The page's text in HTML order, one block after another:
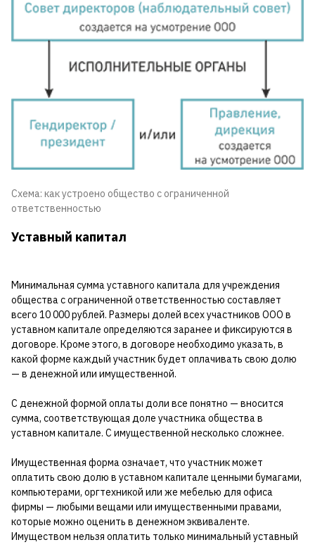
Схема: как устроено общество с ограниченной
ответственностью
Уставный капитал
Минимальная сумма уставного капитала для учреждения
общества с ограниченной ответственностью составляет
всего 10 000 рублей. Размеры долей всех участников ООО в
уставном капитале определяются заранее и фиксируются в
договоре. Кроме этого, в договоре необходимо указать, в
какой форме каждый участник будет оплачивать свою долю
— в денежной или имущественной.
С денежной формой оплаты доли все понятно — вносится
сумма, соответствующая доле участника общества в
уставном капитале. С имущественной несколько сложнее.
Имущественная форма означает, что участник может
оплатить свою долю в уставном капитале ценными бумагами,
компьютерами, оргтехникой или же мебелью для офиса
фирмы — любыми вещами или имущественными правами,
которые можно оценить в денежном эквиваленте.
Имуществом нельзя оплатить только минимальный уставный